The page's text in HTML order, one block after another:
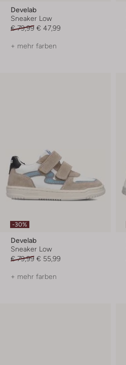
Develab
Sneaker Low
€ 79,99 € 47,99
+ mehr farben
-30%
Develab
Sneaker Low
€ 79,99 € 55,99
+ mehr farben